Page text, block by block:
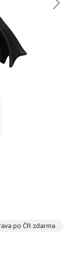
po ČR zdarma